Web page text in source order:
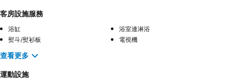
客房設施服務
浴缸
浴室連淋浴
熨斗/熨衫板
電視機
查看更多
運動設施